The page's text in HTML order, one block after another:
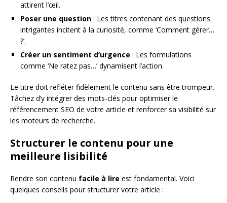
attirent l’œil.
Poser une question : Les titres contenant des questions
intrigantes incitent à la curiosité, comme ‘Comment gérer…
?’.
Créer un sentiment d’urgence : Les formulations
comme ‘Ne ratez pas…’ dynamisent l’action.
Le titre doit refléter fidèlement le contenu sans être trompeur.
Tâchez d’y intégrer des mots-clés pour optimiser le
référencement SEO de votre article et renforcer sa visibilité sur
les moteurs de recherche.
Structurer le contenu pour une
meilleure lisibilité
Rendre son contenu facile à lire est fondamental. Voici
quelques conseils pour structurer votre article :